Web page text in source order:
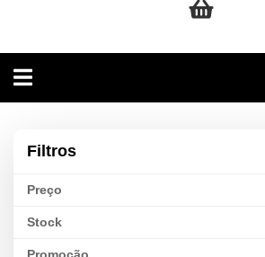
Toggle
navigation
Filtros
Preço
Stock